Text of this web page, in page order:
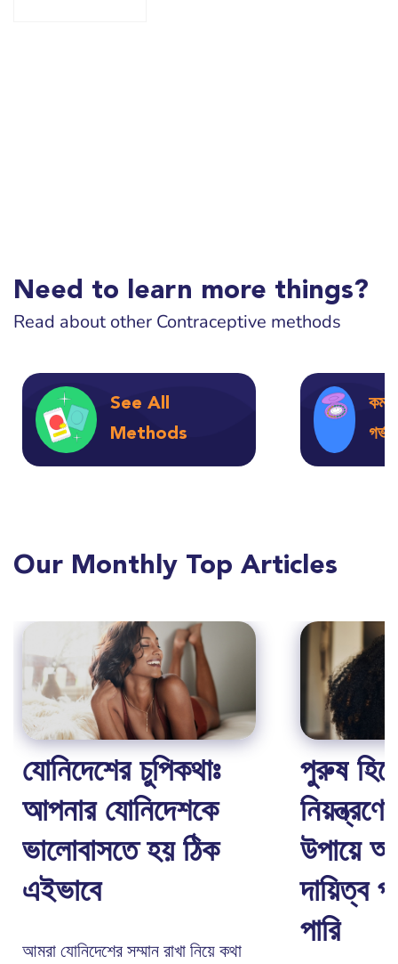
Need to learn more things?
Read about other Contraceptive methods
See All
Methods
Our Monthly Top Articles
যোনিদেশের চুপিকথাঃ
আপনার যোনিদেশকে
ভালোবাসতে হয় ঠিক
এইভাবে
আমরা যোনিদেশের সম্মান রাখা নিয়ে কথা
পুরুষ
উপায়ে
দায়িত্ব
পারি